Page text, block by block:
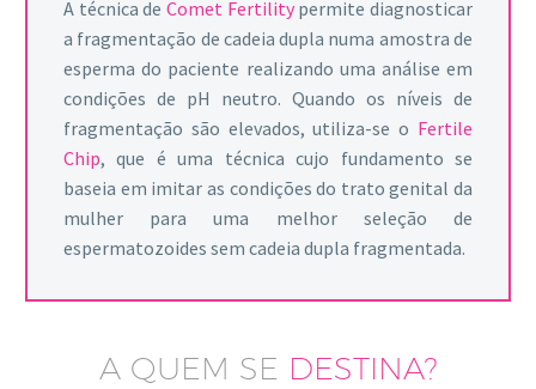
A técnica de Comet Fertilitypermite diagnosticar
a fragmentação de cadeia dupla numa amostra de
esperma do paciente realizando uma análise em
condições de pH neutro. Quando os níveis de
fragmentação são elevados, utiliza-se o Fertile
Chip, que é uma técnica cujo fundamento se
baseia em imitar as condições do trato genital da
mulher para uma melhor seleção de
espermatozoides sem cadeia dupla fragmentada.
A QUEM SE DESTINA?